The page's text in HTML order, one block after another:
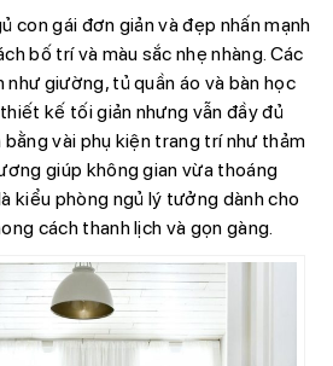
con gái đơn giản và đẹp nhấn mạnh
bố trí và màu sắc nhẹ nhàng. Các
giường, tủ quần áo và bàn học
kế tối giản nhưng vẫn đầy đủ
bằng vài phụ kiện trang trí như thảm
giúp không gian vừa thoáng
kiểu phòng ngủ lý tưởng dành cho
cách thanh lịch và gọn gàng.